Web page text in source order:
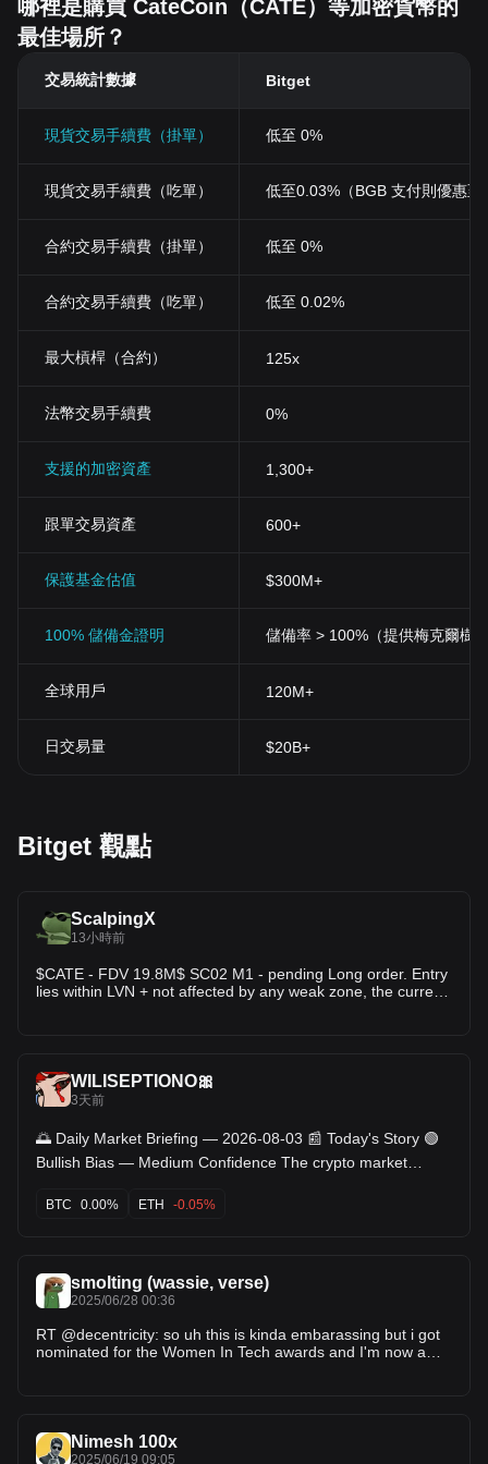
哪裡是購買 CateCoin（CATE）等加密貨幣的
最佳場所？
交易統計數據 Bitget
現貨交易手續費（掛單） 低至 0%
現貨交易手續費（吃單） 低至0.03%（BGB 支付則優惠至
合約交易手續費（掛單） 低至 0%
合約交易手續費（吃單） 低至 0.02%
最大槓桿（合約） 125x
法幣交易手續費 0%
支援的加密資產 1,300+
跟單交易資產 600+
保護基金估值 $300M+
100% 儲備金證明 儲備率 > 100%（提供梅克爾樹
全球用戶 120M+
日交易量 $20B+
Bitget 觀點
ScalpingX
13小時前
$CATE - FDV 19.8M$ SC02 M1 - pending Long order. Entry
lies within LVN + not affected by any weak zone, the current
WILISEPTIONO🎀
3天前
🌅 Daily Market Briefing — 2026-08-03 📰 Today's Story 🟢
Bullish Bias — Medium Confidence The crypto market
ETH (+2.03%) and SOL (+2.27%) higher. The biggest
surprise was the massive BTC ETF outflow of $265.4M—the
($5.35M), indicating a strong short squeeze. This suggests
institutional selling pressure is being absorbed by spot
Macro liquidity remains supportive for risk assets. The U.S.
Dollar Index (DXY) fell 0.19% to 99.72, while the VIX
with the S&P 500 up 0.72% and the Nasdaq up 0.65%.
Overall, the macro backdrop remains favorable, but if the
BTC 0.00% ETH -0.05%
smolting (wassie, verse)
2025/06/28 00:36
RT @decentricity: so uh this is kinda embarassing but i got
nominated for the Women In Tech awards and I'm now a
Nimesh 100x
2025/06/19 09:05